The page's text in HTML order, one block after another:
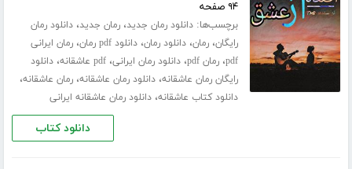
۹۴ صفحه
برچسب‌ها:دانلود رمان جدید،رمان جدید،دانلود رمان
رایگان،رمان،دانلود رمان،دانلود pdf رمان ،رمان ایرانی
pdf،رمان pdf ،دانلود رمان ایرانی،pdf عاشقانه ،دانلود
رایگان رمان عاشقانه،دانلود رمان عاشقانه،رمان عاشقانه،
دانلود کتاب عاشقانه،دانلود رمان عاشقانه ایرانی
دانلود کتاب